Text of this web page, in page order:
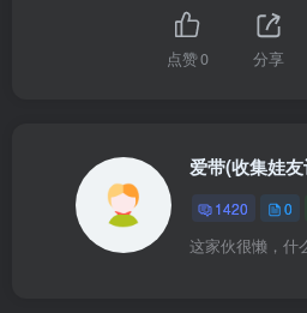
点赞0 分享
爱带(收集娃
1420 0
这家伙很懒，什